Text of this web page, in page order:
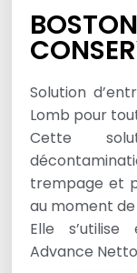
Solution
Lomb pour
Cette
trempage et
au moment
Elle
Advance